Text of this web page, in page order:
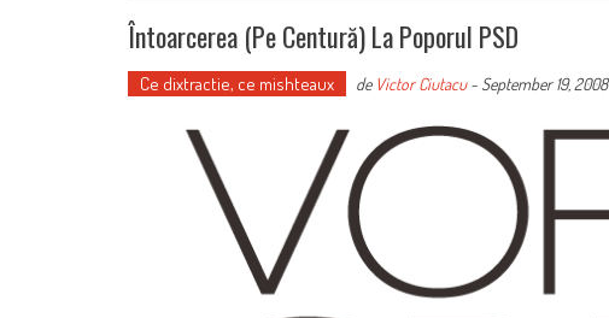
Întoarcerea (pe Centură) La Poporul PSD
Ce dixtractie, ce mishteaux de Victor Ciutacu- September 19, 2008